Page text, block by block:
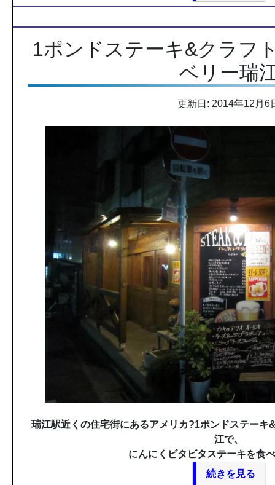
1ポンドステーキ&クラフ
ベリー瑞
更新日: 2014年12月6
瑞江駅近くの住宅街にあるアメリカ?1ポンドステーキ
江で、
にんにくビタビタステーキを食
続きを見る